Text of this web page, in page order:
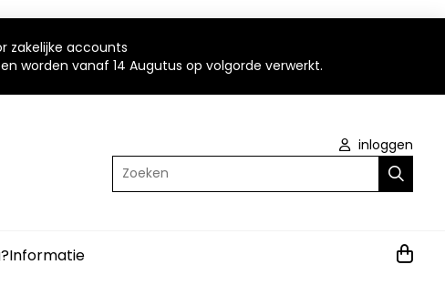
zakelijke accounts
worden vanaf 14 Augutus op volgorde verwerkt.
inloggen
Zoeken
Informatie